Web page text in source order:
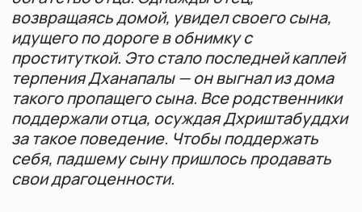
всех грехов не только этой, но и многих
прошлых жизней".
Услышав эти слова великого мудреца,
Дхриштабуддхи обрадовался и стал
соблюдать экадаши согласно правилам и
предписаниям. Соблюдая этот Мохини
экадаши, самый греховный Дхриштабуддхи
вскоре избавился от следствий всех своих
грехов и, обретя божественное тело,
вернулся во всеблагую обитель Господа
Вишну на спине Гаруды."
Правила соблюдения поста